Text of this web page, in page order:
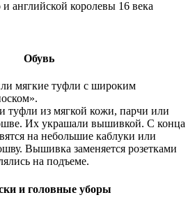
Обувь
мягкие туфли с широким
из мягкой кожи, парчи или
Их украшали вышивкой. С конца
на небольшие каблуки или
Вышивка заменяется розетками
на подъеме.
и головные уборы